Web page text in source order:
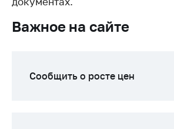
Сообщить о росте
цен
средства, изделия
Важное на сайте
Сообщить о росте цен